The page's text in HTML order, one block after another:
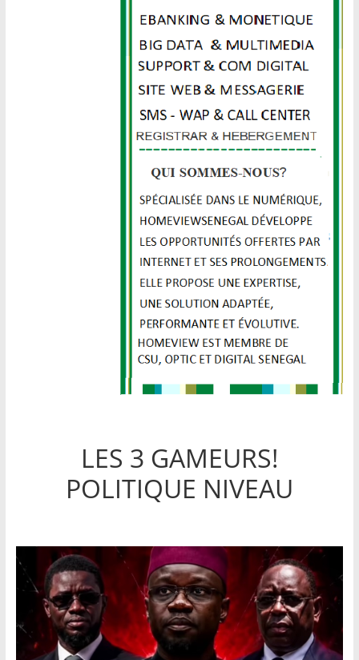
LES 3 GAMEURS!
POLITIQUE NIVEAU